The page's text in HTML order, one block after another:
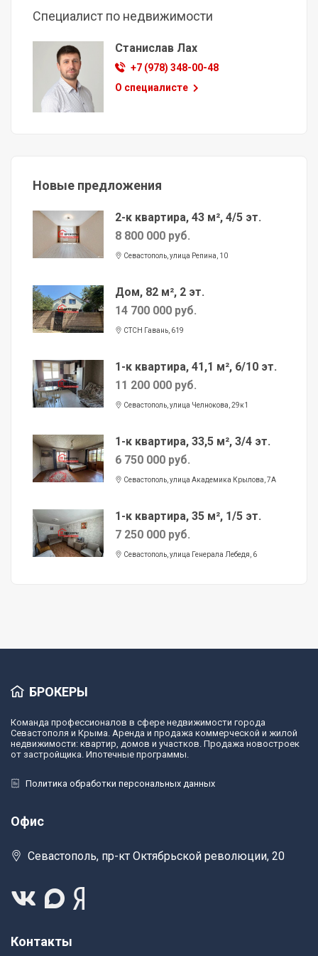
Специалист по недвижимости
Станислав Лах
+7 (978) 348-00-48
О специалисте
Новые предложения
2-к квартира, 43 м², 4/5 эт.
8 800 000 руб.
Севастополь, улица Репина, 10
Дом, 82 м², 2 эт.
14 700 000 руб.
СТСН Гавань, 619
1-к квартира, 41,1 м², 6/10 эт.
11 200 000 руб.
Севастополь, улица Челнокова, 29к1
1-к квартира, 33,5 м², 3/4 эт.
6 750 000 руб.
Севастополь, улица Академика Крылова, 7А
1-к квартира, 35 м², 1/5 эт.
7 250 000 руб.
Севастополь, улица Генерала Лебедя, 6
БРОКЕРЫ
Команда профессионалов в сфере недвижимости города
Севастополя и Крыма. Аренда и продажа коммерческой и жилой
недвижимости: квартир, домов и участков. Продажа новостроек
от застройщика. Ипотечные программы.
Политика обработки персональных данных
Офис
Севастополь, пр-кт Октябрьской революции, 20
Контакты